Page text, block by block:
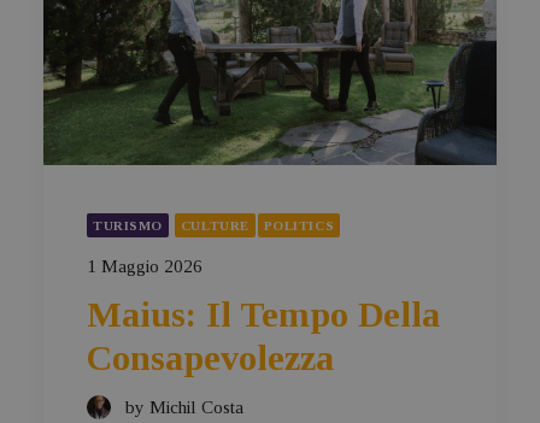
TURISMO CULTURE POLITICS
1 Maggio 2026
Maius: Il Tempo Della
Consapevolezza
by Michil Costa